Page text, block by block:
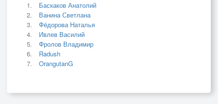
Баскаков Анатолий
Ванина Светлана
Фёдорова Наталья
Ивлев Василий
Фролов Владимир
Radush
OrangutanG